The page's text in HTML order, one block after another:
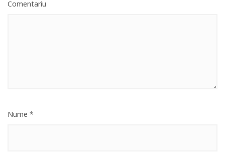
Comentariu
Nume *